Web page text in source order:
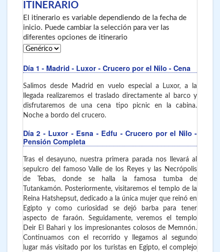
ITINERARIO
El itinerario es variable dependiendo de la fecha de
inicio. Puede cambiar la selección para ver las
diferentes opciones de itinerario
Día 1 - Madrid - Luxor - Crucero por el Nilo - Cena
Salimos desde Madrid en vuelo especial a Luxor, a la
llegada realizaremos el traslado directamente al barco y
disfrutaremos de una cena tipo picnic en la cabina.
Noche a bordo del crucero.
Día 2 - Luxor - Esna - Edfu - Crucero por el Nilo -
Pensión Completa
Tras el desayuno, nuestra primera parada nos llevará al
sepulcro del famoso Valle de los Reyes y las Necrópolis
de Tebas, donde se halla la famosa tumba de
Tutankamón. Posteriormente, visitaremos el templo de la
Reina Hatshepsut, dedicado a la única mujer que reinó en
Egipto y como curiosidad se dejó barba para tener
aspecto de faraón. Seguidamente, veremos el templo
Deir El Bahari y los impresionantes colosos de Memnón.
Continuamos con el recorrido y llegamos al segundo
lugar más visitado por los turistas en Egipto, el complejo